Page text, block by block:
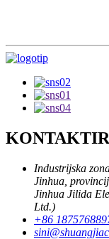
Industrijska
Jinhua,
Jinhua Jilida
Ltd.)
+86